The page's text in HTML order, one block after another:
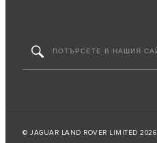
© JAGUAR LAND ROVER LIMITED 2026